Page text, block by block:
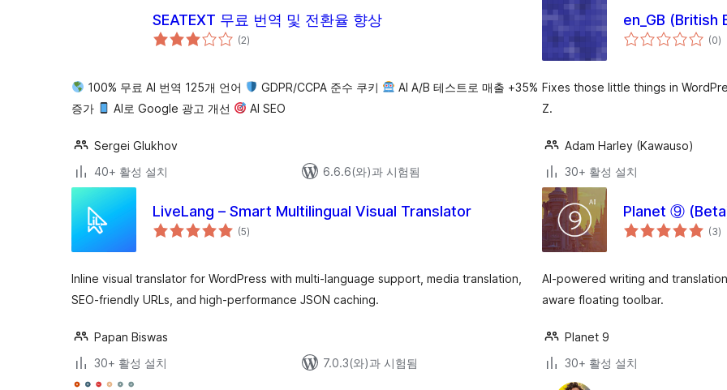
SEATEXT 무료 번역 및 전환율 향상
(2전
체)
100% 무료 AI 번역 125개 언어 GDPR/CCPA 준수 쿠키
AI A/B 테스트로 매출 +35%
증가
AI로 Google 광고 개선 AI SEO
Sergei Glukhov
40+ 활성 설치
6.6.6(와)과 시험됨
en_GB (British
(0전
체)
Fixes those little things in
Z.
Adam Harley (Kawauso)
30+ 활성 설치
LiveLang – Smart Multilingual Visual Translator
(5전
체)
Inline visual translator for WordPress with multi-language support, media translation,
SEO-friendly URLs, and high-performance JSON caching.
Papan Biswas
30+ 활성 설치
7.0.3(와)과 시험됨
Planet ⑨
(3전
체)
AI-powered writing and
aware floating toolbar.
Planet 9
30+ 활성 설치